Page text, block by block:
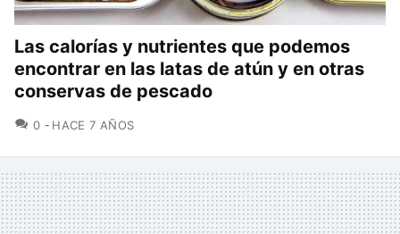
Las calorías y nutrientes que podemos
encontrar en las latas de atún y en otras
conservas de pescado
0 COMENTARIOS
HACE 7 AÑOS